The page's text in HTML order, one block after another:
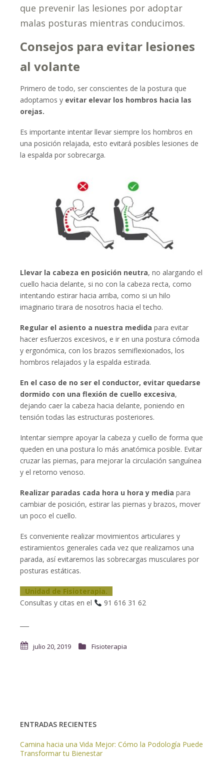
que prevenir las lesiones por adoptar
malas posturas mientras conducimos.
Consejos para evitar lesiones
al volante
Primero de todo, ser conscientes de la postura que
adoptamos y evitar elevar los hombros hacia las
orejas.
Es importante intentar llevar siempre los hombros en
una posición relajada, esto evitará posibles lesiones de
la espalda por sobrecarga.
Llevar la cabeza en posición neutra, no alargando el
cuello hacia delante, si no con la cabeza recta, como
intentando estirar hacia arriba, como si un hilo
imaginario tirara de nosotros hacia el techo.
Regular el asiento a nuestra medida para evitar
hacer esfuerzos excesivos, e ir en una postura cómoda
y ergonómica, con los brazos semiflexionados, los
hombros relajados y la espalda estirada.
En el caso de no ser el conductor, evitar quedarse
dormido con una flexión de cuello excesiva,
dejando caer la cabeza hacia delante, poniendo en
tensión todas las estructuras posteriores.
Intentar siempre apoyar la cabeza y cuello de forma que
queden en una postura lo más anatómica posible. Evitar
cruzar las piernas, para mejorar la circulación sanguínea
y el retorno venoso.
Realizar paradas cada hora u hora y media para
cambiar de posición, estirar las piernas y brazos, mover
un poco el cuello.
Es conveniente realizar movimientos articulares y
estiramientos generales cada vez que realizamos una
parada, así evitaremos las sobrecargas musculares por
posturas estáticas.
Unidad de Fisioterapia.
Consultas y citas en el
91 616 31 62
julio 20, 2019 Fisioterapia
ENTRADAS RECIENTES
Camina hacia una Vida Mejor: Cómo la Podología Puede
Transformar tu Bienestar